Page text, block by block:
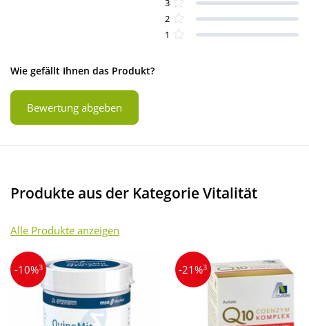
3
2
1
Wie gefällt Ihnen das Produkt?
Bewertung abgeben
Produkte aus der Kategorie Vitalität
Alle Produkte anzeigen
-10%3 -21%3